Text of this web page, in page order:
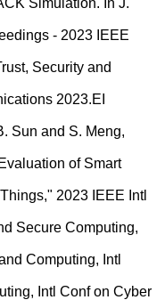
Simulation. In J.
- 2023 IEEE
Security and
2023.EI
and S. Meng,
of Smart
2023 IEEE Intl
Secure Computing,
Computing, Intl
Intl Conf on Cyber